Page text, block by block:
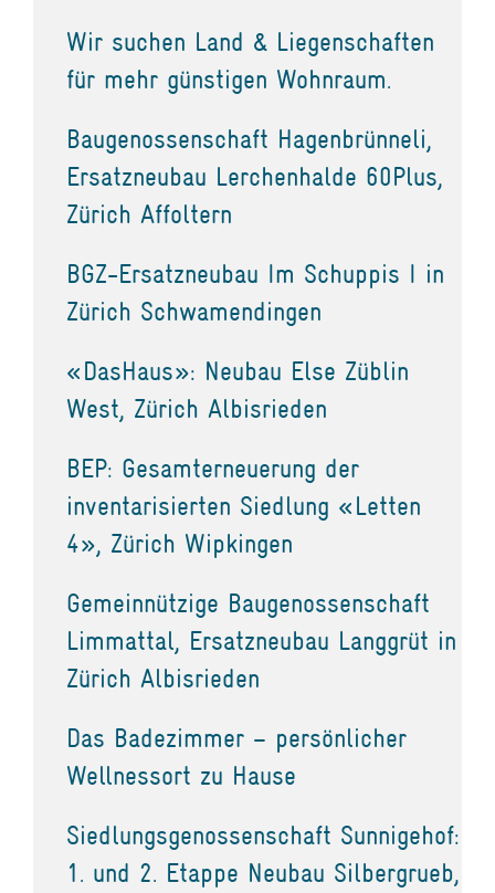
Wir suchen Land & Liegenschaften
für mehr günstigen Wohnraum.
Baugenossenschaft Hagenbrünneli,
Ersatzneubau Lerchenhalde 60Plus,
Zürich Affoltern
BGZ-Ersatzneubau Im Schuppis I in
Zürich Schwamendingen
«DasHaus»: Neubau Else Züblin
West, Zürich Albisrieden
BEP: Gesamterneuerung der
inventarisierten Siedlung «Letten
4», Zürich Wipkingen
Gemeinnützige Baugenossenschaft
Limmattal, Ersatzneubau Langgrüt in
Zürich Albisrieden
Das Badezimmer – persönlicher
Wellnessort zu Hause
Siedlungsgenossenschaft Sunnigehof:
1. und 2. Etappe Neubau Silbergrueb,